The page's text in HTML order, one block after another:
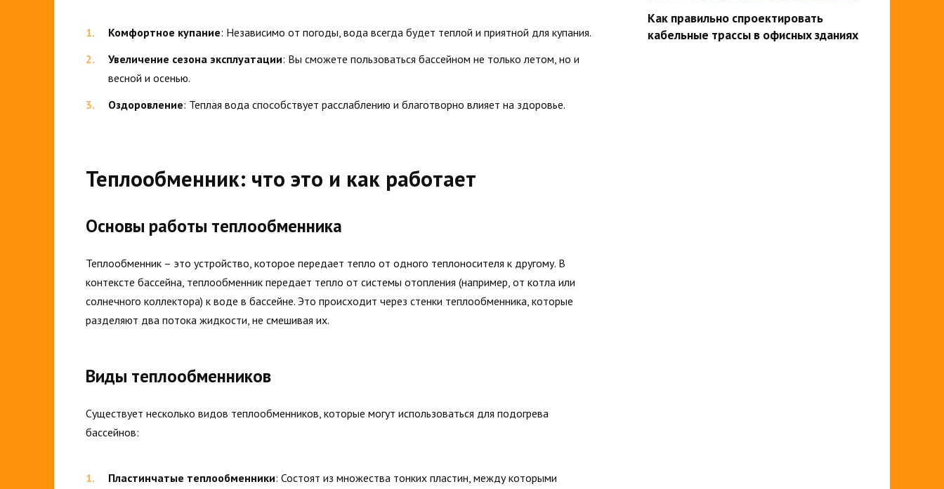
Комфортное купание: Независимо от погоды, вода всегда будет теплой и приятной для купания.
Увеличение сезона эксплуатации: Вы сможете пользоваться бассейном не только летом, но и
весной и осенью.
Оздоровление: Теплая вода способствует расслаблению и благотворно влияет на здоровье.
Теплообменник: что это и как работает
Основы работы теплообменника
Теплообменник – это устройство, которое передает тепло от одного теплоносителя к другому. В
контексте бассейна, теплообменник передает тепло от системы отопления (например, от котла или
солнечного коллектора) к воде в бассейне. Это происходит через стенки теплообменника, которые
разделяют два потока жидкости, не смешивая их.
Виды теплообменников
Существует несколько видов теплообменников, которые могут использоваться для подогрева
бассейнов:
Пластинчатые теплообменники: Состоят из множества тонких пластин, между которыми
Как правильно спроектировать
кабельные трассы в офисных зданиях